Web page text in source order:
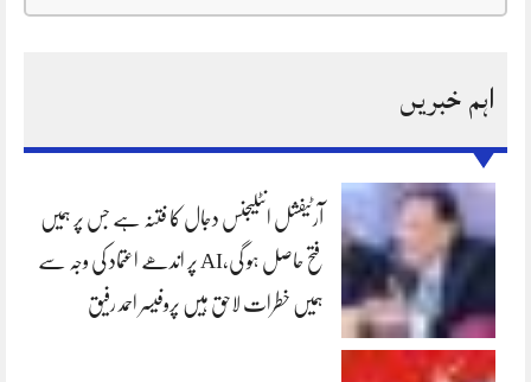
اہم خبریں
آرٹیفشل انٹلیجنس دجال کا فتنہ ہے جس پر ہمیں
فتح حاصل ہو گی،AI پر اندھے اعتماد کی وجہ سے
ہمیں خطرات لاحق ہیں پروفیسر احمد رفیق